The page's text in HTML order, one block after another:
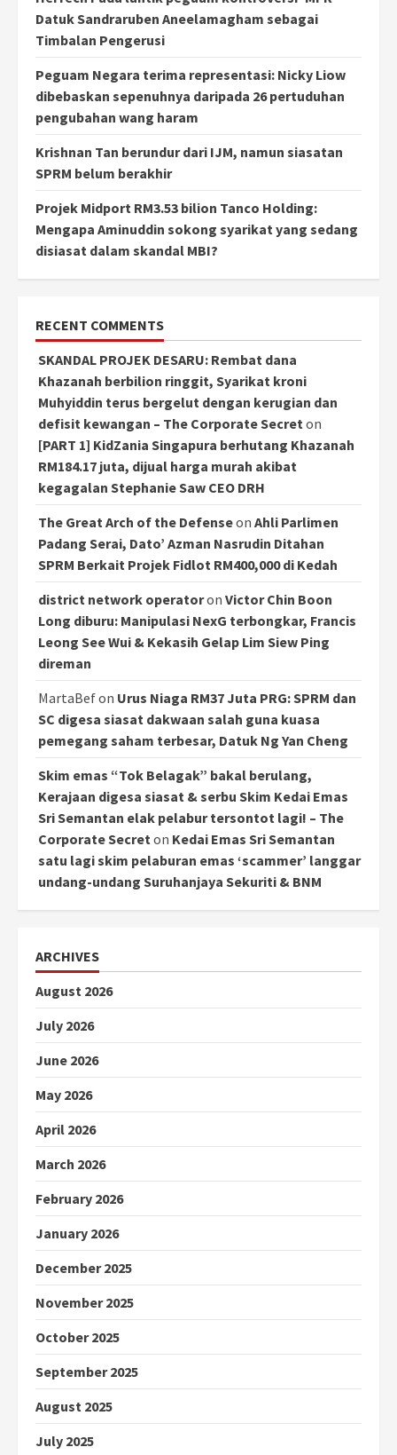
Datuk Sandraruben Aneelamagham sebagai
Timbalan Pengerusi
Peguam Negara terima representasi: Nicky Liow
dibebaskan sepenuhnya daripada 26 pertuduhan
pengubahan wang haram
Krishnan Tan berundur dari IJM, namun siasatan
SPRM belum berakhir
Projek Midport RM3.53 bilion Tanco Holding:
Mengapa Aminuddin sokong syarikat yang sedang
disiasat dalam skandal MBI?
RECENT COMMENTS
SKANDAL PROJEK DESARU: Rembat dana
Khazanah berbilion ringgit, Syarikat kroni
Muhyiddin terus bergelut dengan kerugian dan
defisit kewangan – The Corporate Secreton
[PART 1] KidZania Singapura berhutang Khazanah
RM184.17 juta, dijual harga murah akibat
kegagalan Stephanie Saw CEO DRH
The Great Arch of the Defenseon Ahli Parlimen
Padang Serai, Dato’ Azman Nasrudin Ditahan
SPRM Berkait Projek Fidlot RM400,000 di Kedah
district network operatoron Victor Chin Boon
Long diburu: Manipulasi NexG terbongkar, Francis
Leong See Wui & Kekasih Gelap Lim Siew Ping
direman
MartaBefon Urus Niaga RM37 Juta PRG: SPRM dan
SC digesa siasat dakwaan salah guna kuasa
pemegang saham terbesar, Datuk Ng Yan Cheng
Skim emas “Tok Belagak” bakal berulang,
Kerajaan digesa siasat & serbu Skim Kedai Emas
Sri Semantan elak pelabur tersontot lagi! – The
Corporate Secreton Kedai Emas Sri Semantan
satu lagi skim pelaburan emas ‘scammer’ langgar
undang-undang Suruhanjaya Sekuriti & BNM
ARCHIVES
August 2026
July 2026
June 2026
May 2026
April 2026
March 2026
February 2026
January 2026
December 2025
November 2025
October 2025
September 2025
August 2025
July 2025